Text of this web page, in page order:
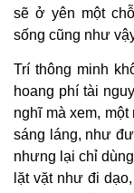
sẽ ở yên một
sống cũng như
Trí thông minh
hoang phí tài
nghĩ mà xem,
sáng láng, như
nhưng lại chỉ
lặt vặt như đi